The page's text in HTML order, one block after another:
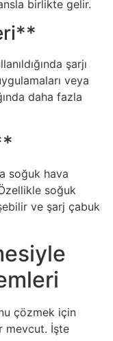
birlikte gelir.
şarjı
veya
daha fazla
soğuk hava
soğuk
ve şarj çabuk
çözmek için
mevcut. İşte